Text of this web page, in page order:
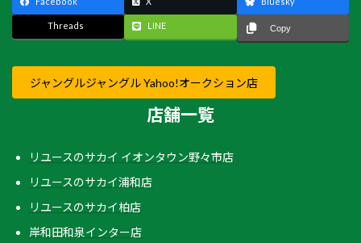
Threads LINE Copy
ジャングルジャングル Yahoo!オークション店
店舗一覧
リユースのサカイ イオンタウン野々市店
リユースのサカイ浦和店
リユースのサカイ柏店
岸和田和泉インター店